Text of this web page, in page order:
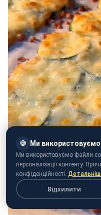
🍪 Ми
Ми використовуємо файли
персоналізації контенту.
конфіденційності.
Відхилити